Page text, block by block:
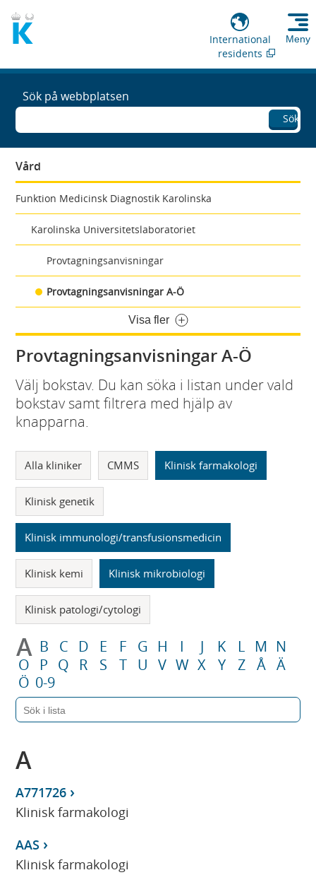
International
residents
Meny
Sök på webbplatsen
Sök
Vård
Funktion Medicinsk Diagnostik Karolinska
Karolinska Universitetslaboratoriet
Provtagningsanvisningar
Provtagningsanvisningar A-Ö
Visa fler
Provtagningsanvisningar A-Ö
Välj bokstav. Du kan söka i listan under vald
bokstav samt filtrera med hjälp av
knapparna.
Alla kliniker CMMS Klinisk farmakologi
Klinisk genetik
Klinisk immunologi/transfusionsmedicin
Klinisk kemi Klinisk mikrobiologi
Klinisk patologi/cytologi
A B C D E F G H I J K L M N
O
P Q R S T U V W X Y Z Å Ä
Ö 0-9
A
A771726
Klinisk farmakologi
AAS
Klinisk farmakologi